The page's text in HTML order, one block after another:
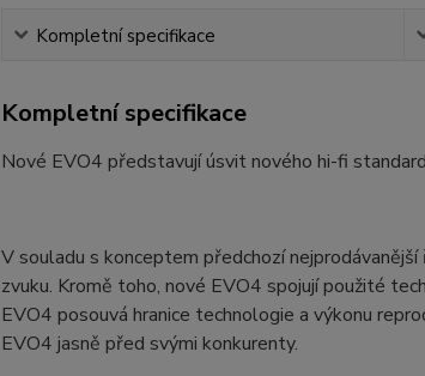
Kompletní specifikace
Kompletní specifikace
Nové EVO4 představují úsvit nového hi-fi
V souladu s konceptem předchozí
zvuku. Kromě toho, nové EVO4 spojují použité
EVO4 posouvá hranice technologie a výkonu
EVO4 jasně před svými konkurenty.